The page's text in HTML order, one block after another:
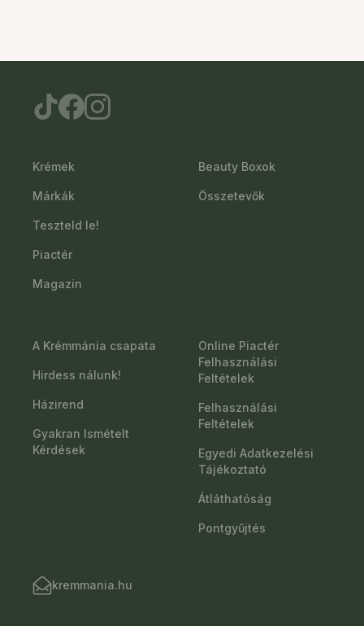
Krémek
Márkák
Teszteld le!
Piactér
Magazin
Beauty Boxok
Összetevők
A Krémmánia csapata
Hirdess nálunk!
Házirend
Gyakran Ismételt
Kérdések
Online Piactér
Felhasználási
Feltételek
Felhasználási
Feltételek
Egyedi Adatkezelési
Tájékoztató
Átláthatóság
Pontgyűjtés
kremmania.hu